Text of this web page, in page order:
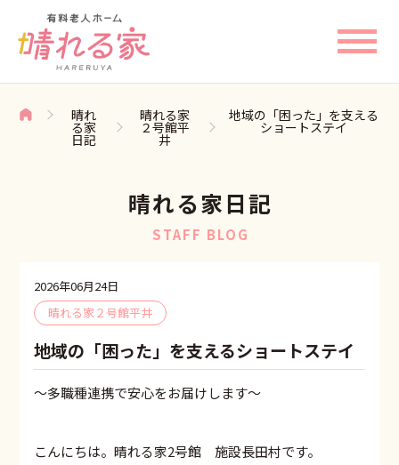
晴れ
る家
日記
晴れる家
２号館平
井
地域の「困った」を支える
ショートステイ
晴れる家日記
STAFF BLOG
2026年06月24日
晴れる家２号館平井
地域の「困った」を支えるショートステイ
〜多職種連携で安心をお届けします〜
こんにちは。晴れる家2号館 施設長田村です。